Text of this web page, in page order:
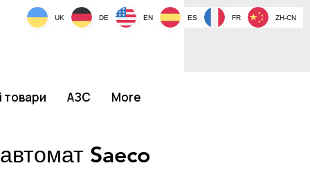
товари АЗС More
Saeco
UK DE EN ES FR ZH-CN